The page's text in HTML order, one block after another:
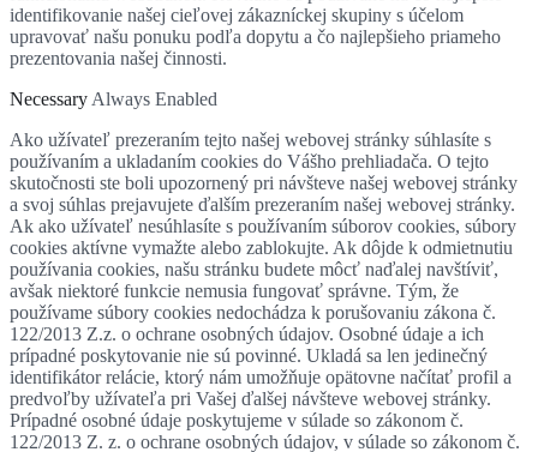
identifikovanie našej cieľovej zákazníckej skupiny s účelom
upravovať našu ponuku podľa dopytu a čo najlepšieho priameho
prezentovania našej činnosti.
Necessary Always Enabled
Ako užívateľ prezeraním tejto našej webovej stránky súhlasíte s
používaním a ukladaním cookies do Vášho prehliadača. O tejto
skutočnosti ste boli upozornený pri návšteve našej webovej stránky
a svoj súhlas prejavujete ďalším prezeraním našej webovej stránky.
Ak ako užívateľ nesúhlasíte s používaním súborov cookies, súbory
cookies aktívne vymažte alebo zablokujte. Ak dôjde k odmietnutiu
používania cookies, našu stránku budete môcť naďalej navštíviť,
avšak niektoré funkcie nemusia fungovať správne. Tým, že
používame súbory cookies nedochádza k porušovaniu zákona č.
122/2013 Z.z. o ochrane osobných údajov. Osobné údaje a ich
prípadné poskytovanie nie sú povinné. Ukladá sa len jedinečný
identifikátor relácie, ktorý nám umožňuje opätovne načítať profil a
predvoľby užívateľa pri Vašej ďalšej návšteve webovej stránky.
Prípadné osobné údaje poskytujeme v súlade so zákonom č.
122/2013 Z. z. o ochrane osobných údajov, v súlade so zákonom č.